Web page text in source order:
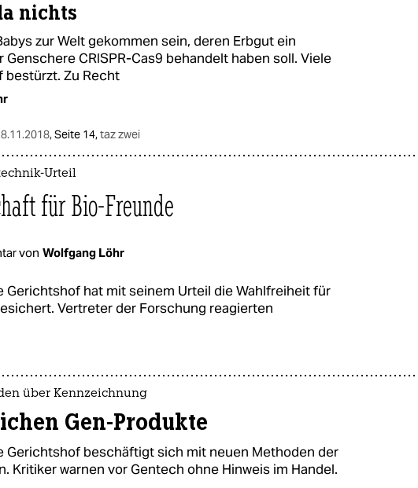
nichts
zur Welt gekommen sein, deren Erbgut ein
Genschere CRISPR-Cas9 behandelt haben soll. Viele
bestürzt. Zu Recht
,Seite 14,taz zwei
Urteil
für Bio-Freunde
von Wolfgang Löhr
Gerichtshof hat mit seinem Urteil die Wahlfreiheit für
Vertreter der Forschung reagierten
über Kennzeichnung
Gen-Produkte
Gerichtshof beschäftigt sich mit neuen Methoden der
Kritiker warnen vor Gentech ohne Hinweis im Handel.